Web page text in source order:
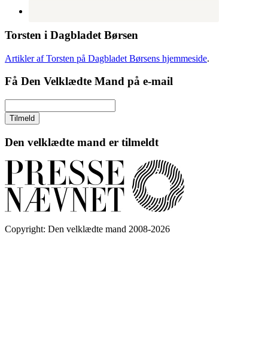
Torsten i Dagbladet Børsen
Artikler af Torsten på Dagbladet Børsens hjemmeside.
Få Den Velklædte Mand på e-mail
Den velklædte mand er tilmeldt
Copyright: Den velklædte mand 2008-2026